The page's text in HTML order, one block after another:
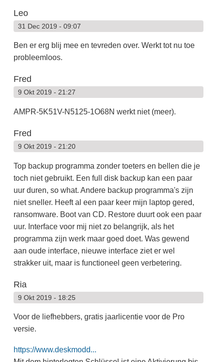
Leo
31 Dec 2019 - 09:07
Ben er erg blij mee en tevreden over. Werkt tot nu toe
probleemloos.
Fred
9 Okt 2019 - 21:27
AMPR-5K51V-N5125-1O68N werkt niet (meer).
Fred
9 Okt 2019 - 21:20
Top backup programma zonder toeters en bellen die je
toch niet gebruikt. Een full disk backup kan een paar
uur duren, so what. Andere backup programma's zijn
niet sneller. Heeft al een paar keer mijn laptop gered,
ransomware. Boot van CD. Restore duurt ook een paar
uur. Interface voor mij niet zo belangrijk, als het
programma zijn werk maar goed doet. Was gewend
aan oude interface, nieuwe interface ziet er wel
strakker uit, maar is functioneel geen verbetering.
Ria
9 Okt 2019 - 18:25
Voor de liefhebbers, gratis jaarlicentie voor de Pro
versie.
https://www.deskmodd...